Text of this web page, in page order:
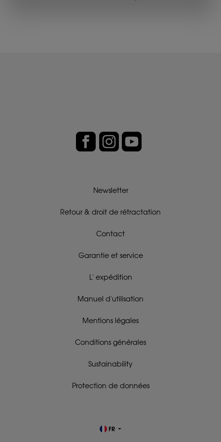
Newsletter
Retour & droit de rétractation
Contact
Garantie et service
L' expédition
Manuel d'utilisation
Mentions légales
Conditions générales
Sustainability
Protection de données
FR